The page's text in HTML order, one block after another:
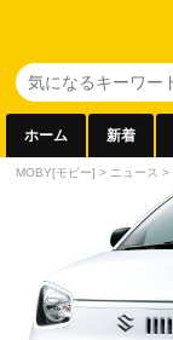
ホーム 新着
MOBY[モビー] > ニュース >